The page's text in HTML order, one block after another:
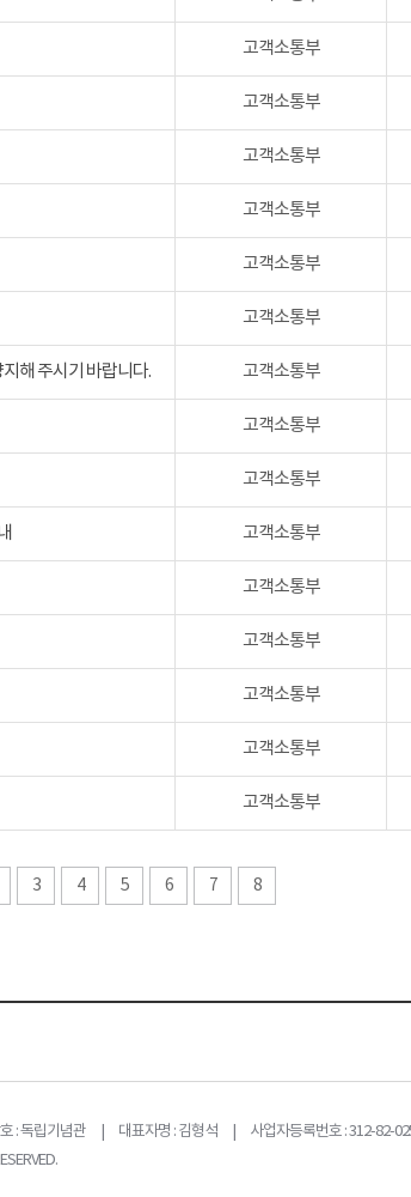
고객소통부
고객소통부
고객소통부
고객소통부
고객소통부
고객소통부
해 주시기 바랍니다. 고객소통부
고객소통부
고객소통부
고객소통부
고객소통부
고객소통부
고객소통부
고객소통부
고객소통부
3 4 5 6 7 8
: 독립기념관 | 대표자명 : 김형석 | 사업자등록번호 : 312-82-